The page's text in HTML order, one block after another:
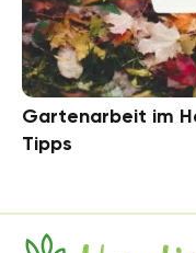
Gartenarbeit im
Tipps